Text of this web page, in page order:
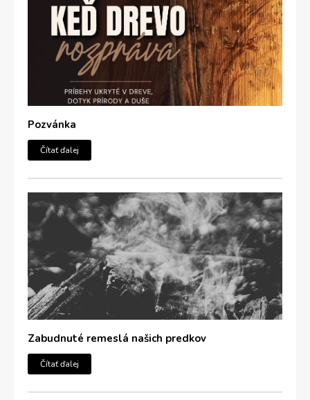
Pozvánka
Čítať ďalej
Zabudnuté remeslá našich predkov
Čítať ďalej